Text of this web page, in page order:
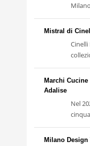
Mistral di
Marchi
Adalise
Nel
Milano Design